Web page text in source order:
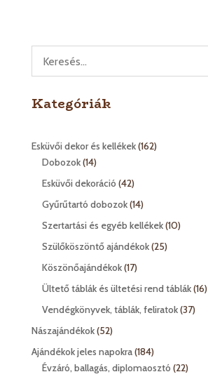
Kategóriák
Esküvői dekor és kellékek 162162
Dobozok 1414
termék
Esküvői dekoráció 4242
termék
Gyűrűtartó dobozok 1414
termék
Szertartási és egyéb kellékek 1010
Szülőköszöntő ajándékok 2525
Köszönőajándékok 1717
termék
Ültető táblák és ültetési rend táblák 1616
Vendégkönyvek, táblák, feliratok 3737
Nászajándékok 5252
termék
Ajándékok jeles napokra 184184
termék
Évzáró, ballagás, diplomaosztó 2222